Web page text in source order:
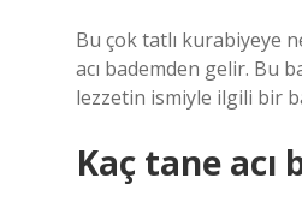
Bu çok tatlı kurabiyeye
acı bademden gelir. Bu
lezzetin ismiyle ilgili bir
Kaç tane acı